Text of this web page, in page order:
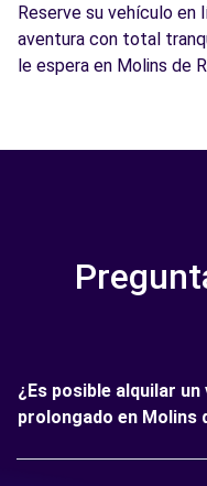
Reserve su vehículo en
aventura con total
le espera en Molins de
¿Es posible alquilar
prolongado en Molins